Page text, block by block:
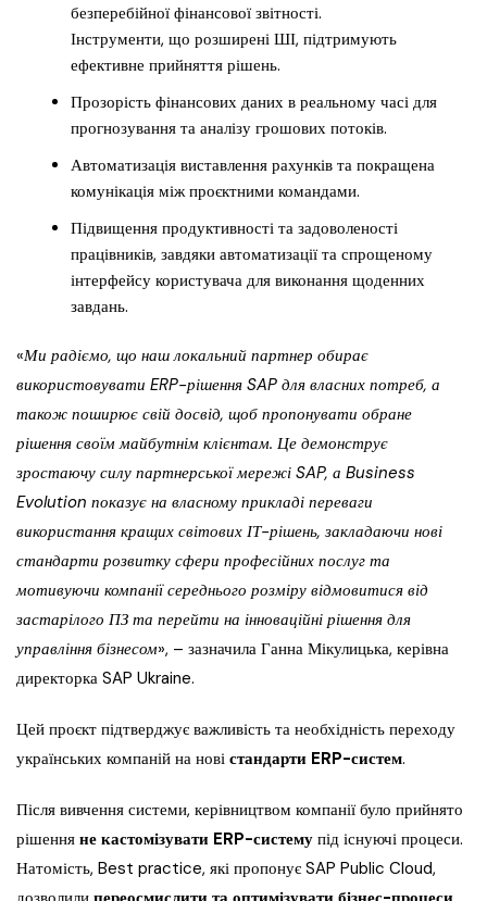
безперебійної фінансової звітності.
Інструменти, що розширені ШІ, підтримують
ефективне прийняття рішень.
Прозорість фінансових даних в реальному часі для
прогнозування та аналізу грошових потоків.
Автоматизація виставлення рахунків та покращена
комунікація між проєктними командами.
Підвищення продуктивності та задоволеності
працівників, завдяки автоматизації та спрощеному
інтерфейсу користувача для виконання щоденних
завдань.
«Ми радіємо, що наш локальний партнер обирає
використовувати ERP-рішення SAP для власних потреб, а
також поширює свій досвід, щоб пропонувати обране
рішення своїм майбутнім клієнтам. Це демонструє
зростаючу силу партнерської мережі SAP, а Business
Evolution показує на власному прикладі переваги
використання кращих світових ІТ-рішень, закладаючи нові
стандарти розвитку сфери професійних послуг та
мотивуючи компанії середнього розміру відмовитися від
застарілого ПЗ та перейти на інноваційні рішення для
управління бізнесом», – зазначила Ганна Мікулицька, керівна
директорка SAP Ukraine.
Цей проєкт підтверджує важливість та необхідність переходу
українських компаній на нові стандарти ERP-систем.
Після вивчення системи, керівництвом компанії було прийнято
рішення не кастомізувати ERP-систему під існуючі процеси.
Натомість, Best practice, які пропонує SAP Public Cloud,